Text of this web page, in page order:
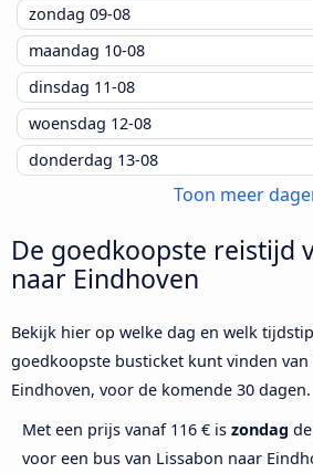
zondag 09-08
maandag 10-08
dinsdag 11-08
woensdag 12-08
donderdag 13-08
Toon meer
De goedkoopste reistijd
naar Eindhoven
Bekijk hier op welke dag en welk
goedkoopste busticket kunt vinden van
Eindhoven, voor de komende 30 dagen.
Met een prijs vanaf 116 € is zondag
voor een bus van Lissabon naar